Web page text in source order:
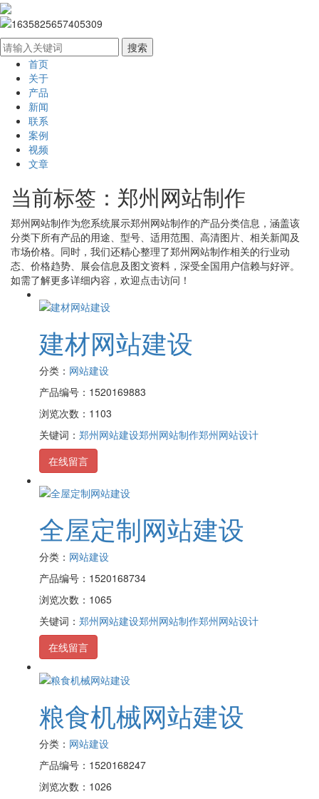
首页
关于
产品
新闻
联系
案例
视频
文章
当前标签： 郑州网站制作
郑州网站制作为您系统展示郑州网站制作的产品分类信息，涵盖该
分类下所有产品的用途、型号、适用范围、高清图片、相关新闻及
市场价格。同时，我们还精心整理了郑州网站制作相关的行业动
态、价格趋势、展会信息及图文资料，深受全国用户信赖与好评。
如需了解更多详细内容，欢迎点击访问！
建材网站建设
分类： 网站建设
产品编号：1520169883
浏览次数：1103
关键词： 郑州网站建设郑州网站制作郑州网站设计
在线留言
全屋定制网站建设
分类： 网站建设
产品编号：1520168734
浏览次数：1065
关键词： 郑州网站建设郑州网站制作郑州网站设计
在线留言
粮食机械网站建设
分类： 网站建设
产品编号：1520168247
浏览次数：1026